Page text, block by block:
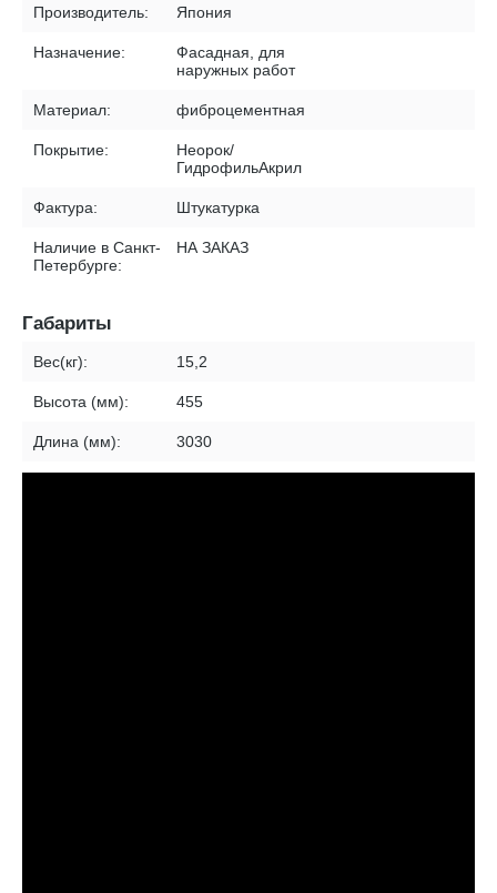
Производитель: Япония
Назначение:
Фасадная, для
наружных работ
Материал: фиброцементная
Покрытие:
Неорок/
ГидрофильАкрил
Фактура: Штукатурка
Наличие в Санкт-
Петербурге:
НА ЗАКАЗ
Габариты
Вес(кг): 15,2
Высота (мм): 455
Длина (мм): 3030